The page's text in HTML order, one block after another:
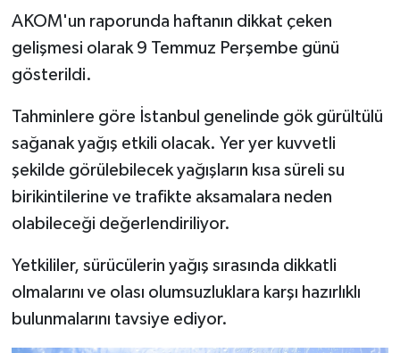
AKOM'un raporunda haftanın dikkat çeken
gelişmesi olarak 9 Temmuz Perşembe günü
gösterildi.
Tahminlere göre İstanbul genelinde gök gürültülü
sağanak yağış etkili olacak. Yer yer kuvvetli
şekilde görülebilecek yağışların kısa süreli su
birikintilerine ve trafikte aksamalara neden
olabileceği değerlendiriliyor.
Yetkililer, sürücülerin yağış sırasında dikkatli
olmalarını ve olası olumsuzluklara karşı hazırlıklı
bulunmalarını tavsiye ediyor.